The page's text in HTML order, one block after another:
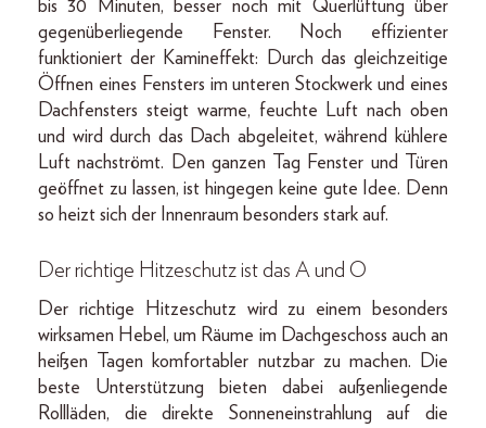
bis 30 Minuten, besser noch mit Querlüftung über
gegenüberliegende Fenster. Noch effizienter
funktioniert der Kamineffekt: Durch das gleichzeitige
Öffnen eines Fensters im unteren Stockwerk und eines
Dachfensters steigt warme, feuchte Luft nach oben
und wird durch das Dach abgeleitet, während kühlere
Luft nachströmt. Den ganzen Tag Fenster und Türen
geöffnet zu lassen, ist hingegen keine gute Idee. Denn
so heizt sich der Innenraum besonders stark auf.
Der richtige Hitzeschutz ist das A und O
Der richtige Hitzeschutz wird zu einem besonders
wirksamen Hebel, um Räume im Dachgeschoss auch an
heißen Tagen komfortabler nutzbar zu machen. Die
beste Unterstützung bieten dabei außenliegende
Rollläden, die direkte Sonneneinstrahlung auf die